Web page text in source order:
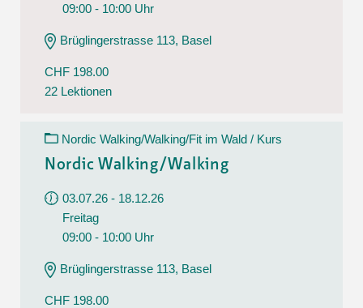
09:00 - 10:00 Uhr
Brüglingerstrasse 113, Basel
CHF 198.00
22 Lektionen
Nordic Walking/Walking/Fit im Wald / Kurs
Nordic Walking/Walking
03.07.26 - 18.12.26
Freitag
09:00 - 10:00 Uhr
Brüglingerstrasse 113, Basel
CHF 198.00